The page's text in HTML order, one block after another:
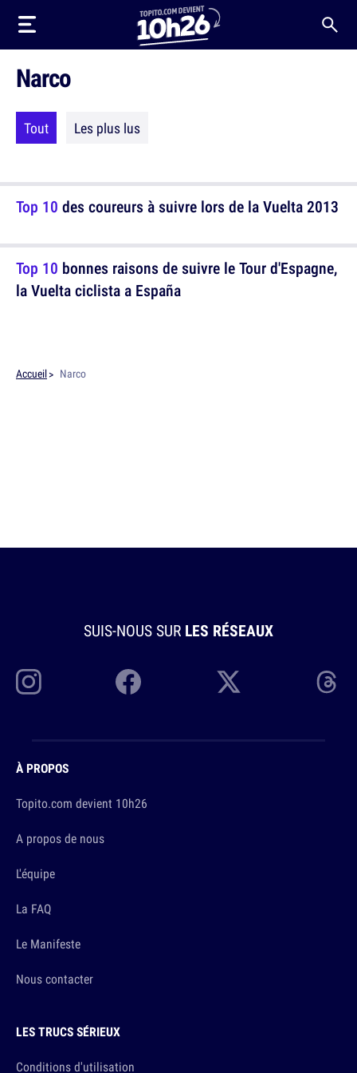
Narco
Tout Les plus lus
Top 10 des coureurs à suivre lors de la Vuelta 2013
Top 10 bonnes raisons de suivre le Tour d'Espagne,
la Vuelta ciclista a España
Accueil Narco
SUIS-NOUS SUR LES RÉSEAUX
À PROPOS
Topito.com devient 10h26
A propos de nous
L'équipe
La FAQ
Le Manifeste
Nous contacter
LES TRUCS SÉRIEUX
Conditions d'utilisation